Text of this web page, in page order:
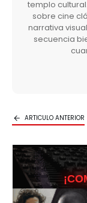
templo
sobre cine
narrativa
secuencia
ARTICULO ANTERIOR